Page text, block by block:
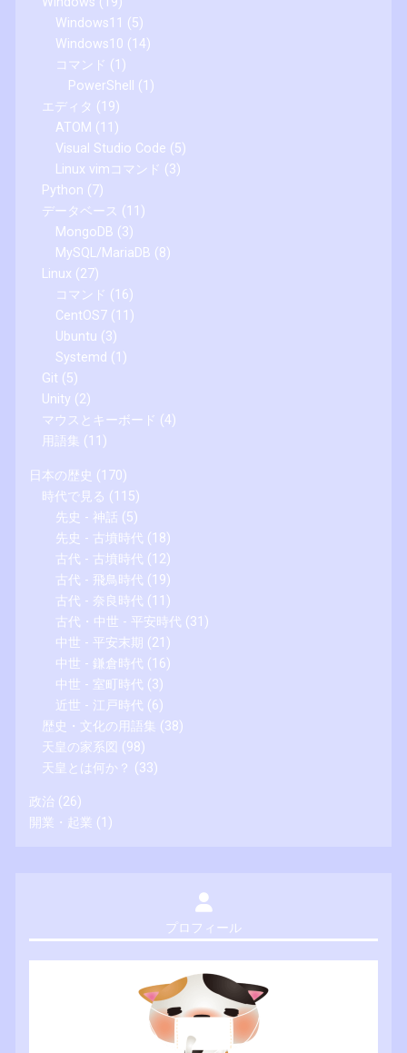
Windows11 (5)
Windows10 (14)
コマンド (1)
PowerShell
(1)
エディタ (19)
ATOM (11)
Visual Studio Code (5)
Linux vimコマンド (3)
Python (7)
データベース (11)
MongoDB (3)
MySQL/MariaDB (8)
Linux (27)
コマンド (16)
CentOS7(11)
Ubuntu (3)
Systemd (1)
Git (5)
Unity (2)
マウスとキーボード (4)
用語集 (11)
日本の歴史 (170)
時代で見る (115)
先史 - 神話 (5)
先史 - 古墳時代 (18)
古代 - 古墳時代 (12)
古代 - 飛鳥時代 (19)
古代 - 奈良時代 (11)
古代・中世 - 平安時代 (31)
中世 - 平安末期 (21)
中世 - 鎌倉時代 (16)
中世 - 室町時代 (3)
近世 - 江戸時代 (6)
歴史・文化の用語集 (38)
天皇の家系図 (98)
天皇とは何か？ (33)
政治 (26)
開業・起業 (1)
プロフィール